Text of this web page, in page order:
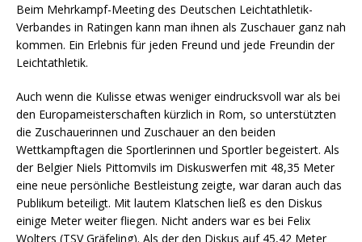
Beim Mehrkampf-Meeting des Deutschen Leichtathletik-
Verbandes in Ratingen kann man ihnen als Zuschauer ganz nah
kommen. Ein Erlebnis für jeden Freund und jede Freundin der
Leichtathletik.
Auch wenn die Kulisse etwas weniger eindrucksvoll war als bei
den Europameisterschaften kürzlich in Rom, so unterstützten
die Zuschauerinnen und Zuschauer an den beiden
Wettkampftagen die Sportlerinnen und Sportler begeistert. Als
der Belgier Niels Pittomvils im Diskuswerfen mit 48,35 Meter
eine neue persönliche Bestleistung zeigte, war daran auch das
Publikum beteiligt. Mit lautem Klatschen ließ es den Diskus
einige Meter weiter fliegen. Nicht anders war es bei Felix
Wolters (TSV Gräfeling). Als der den Diskus auf 45,42 Meter